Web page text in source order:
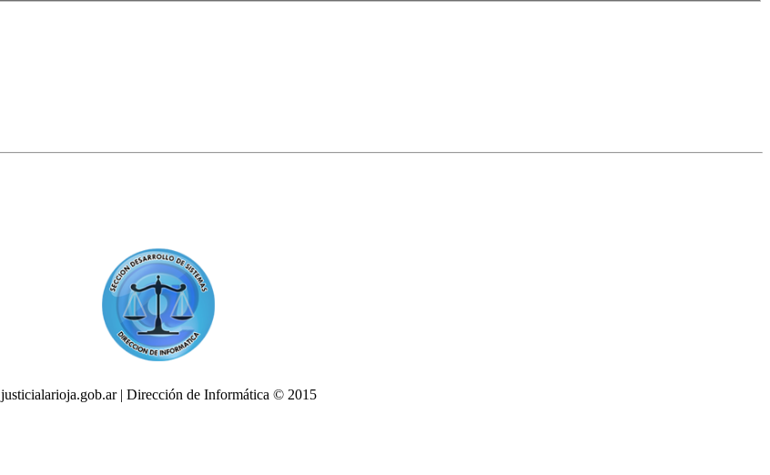
justicialarioja.gob.ar | Dirección de Informática © 2015